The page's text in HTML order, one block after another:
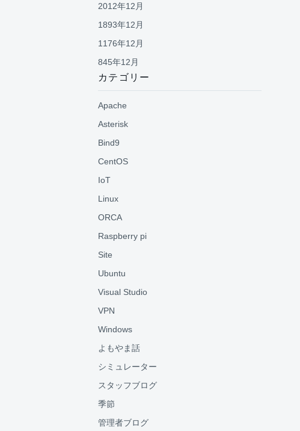
2012年12月
1893年12月
1176年12月
845年12月
カテゴリー
Apache
Asterisk
Bind9
CentOS
IoT
Linux
ORCA
Raspberry pi
Site
Ubuntu
Visual Studio
VPN
Windows
よもやま話
シミュレーター
スタッフブログ
季節
管理者ブログ